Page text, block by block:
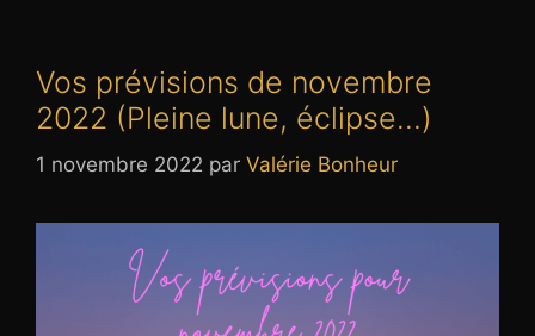
Vos prévisions de novembre
2022 (Pleine lune, éclipse…)
1 novembre 2022 par Valérie Bonheur